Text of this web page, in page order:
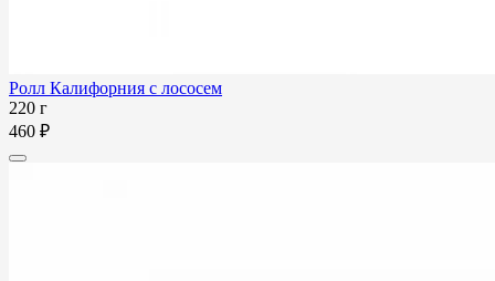
Ролл Калифорния с лососем
220 г
460 ₽